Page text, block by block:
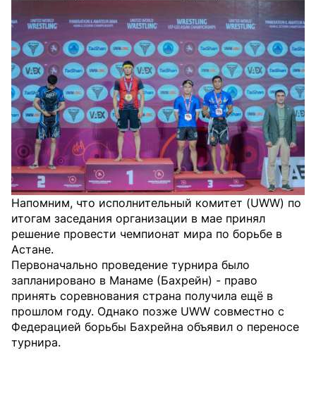
Напомним, что исполнительный комитет (UWW) по
итогам заседания организации в мае принял
решение провести чемпионат мира по борьбе в
Астане.
Первоначально проведение турнира было
запланировано в Манаме (Бахрейн) - право
принять соревнования страна получила ещё в
прошлом году. Однако позже UWW совместно с
Федерацией борьбы Бахрейна объявил о переносе
турнира.